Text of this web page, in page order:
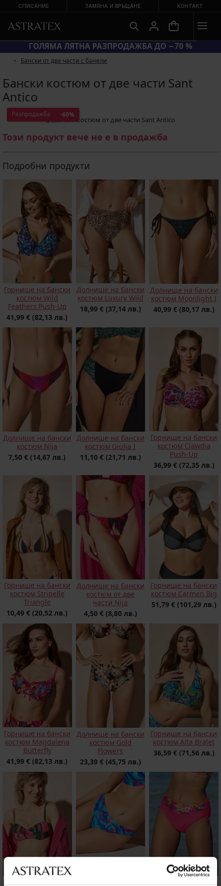
СПИСАНИЕ ЗАМЯНА И ВРЪЩАНЕ КОНТАКТ
ГОЛЯМА ЛЯТНА РАЗПРОДАЖБА ДО −70 %
Бански от две части с банели
Бански костюм от две части Sant
Antico
Разпродажба -60%
Този продукт вече не е в продажба
Подробни продукти
Горнище на бански
костюм Wild
Feathers Push-Up
41,99 € (82,13 лв.)
Долнище на бански
костюм Luxury Wild
18,99 € (37,14 лв.)
Долнище на бански
костюм Moonlight I
40,99 € (80,17 лв.)
Долнище на бански
костюм Nija
7,50 € (14,67 лв.)
Долнище на бански
костюм Giulia I
11,10 € (21,71 лв.)
Горнище на бански
костюм Clawdia
Push-Up
36,99 € (72,35 лв.)
Горнище на бански
костюм Stripelle
Triangle
10,49 € (20,52 лв.)
Долнище на бански
костюм от две
части Nija
4,50 € (8,80 лв.)
Горнище на бански
костюм Carmen Big
51,79 € (101,29 лв.)
Горнище на бански
костюм Magdalena
Butterfly
41,99 € (82,13 лв.)
Долнище на бански
костюм Gold
Flowers
23,39 € (45,75 лв.)
Горнище на бански
костюм Alta Bralet
36,59 € (71,56 лв.)
Долнище на бански Долнище на бански